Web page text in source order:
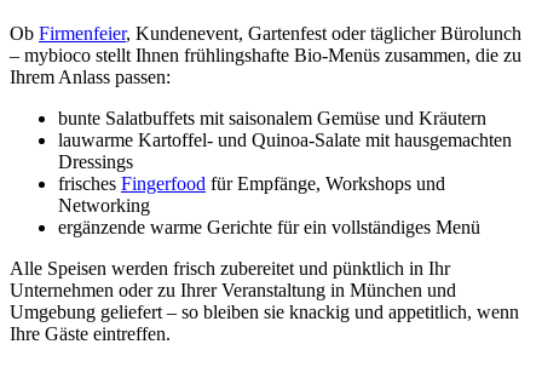
Ob Firmenfeier, Kundenevent, Gartenfest oder täglicher Bürolunch
– mybioco stellt Ihnen frühlingshafte Bio-Menüs zusammen, die zu
Ihrem Anlass passen:
bunte Salatbuffets mit saisonalem Gemüse und Kräutern
lauwarme Kartoffel- und Quinoa-Salate mit hausgemachten
Dressings
frisches Fingerfood für Empfänge, Workshops und
Networking
ergänzende warme Gerichte für ein vollständiges Menü
Alle Speisen werden frisch zubereitet und pünktlich in Ihr
Unternehmen oder zu Ihrer Veranstaltung in München und
Umgebung geliefert – so bleiben sie knackig und appetitlich, wenn
Ihre Gäste eintreffen.